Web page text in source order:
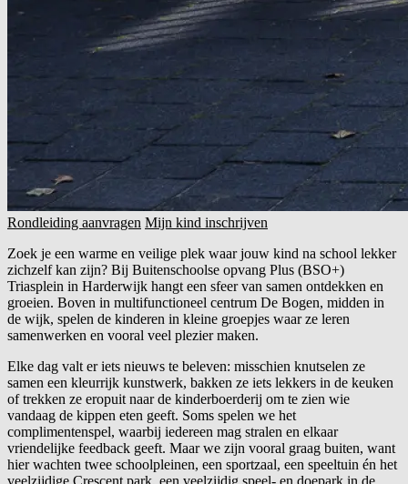
Rondleiding aanvragen Mijn kind inschrijven
Zoek je een warme en veilige plek waar jouw kind na school lekker
zichzelf kan zijn? Bij Buitenschoolse opvang Plus (BSO+)
Triasplein in Harderwijk hangt een sfeer van samen ontdekken en
groeien. Boven in multifunctioneel centrum De Bogen, midden in
de wijk, spelen de kinderen in kleine groepjes waar ze leren
samenwerken en vooral veel plezier maken.
Elke dag valt er iets nieuws te beleven: misschien knutselen ze
samen een kleurrijk kunstwerk, bakken ze iets lekkers in de keuken
of trekken ze eropuit naar de kinderboerderij om te zien wie
vandaag de kippen eten geeft. Soms spelen we het
complimentenspel, waarbij iedereen mag stralen en elkaar
vriendelijke feedback geeft. Maar we zijn vooral graag buiten, want
hier wachten twee schoolpleinen, een sportzaal, een speeltuin én het